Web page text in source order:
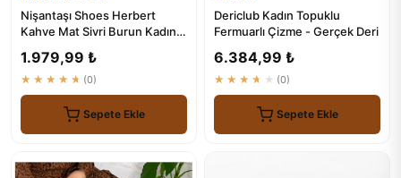
Nişantaşı Shoes Herbert
Kahve Mat Sivri Burun Kadın
1.979,99 ₺
★★★★★ (0)
Sepete Ekle
Dericlub Kadın Topuklu
Fermuarlı Çizme - Gerçek Deri
6.384,99 ₺
★★★★★ (0)
Sepete Ekle